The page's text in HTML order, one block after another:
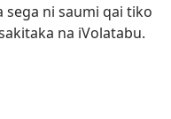
sega ni saumi qai tiko
na iVolatabu.